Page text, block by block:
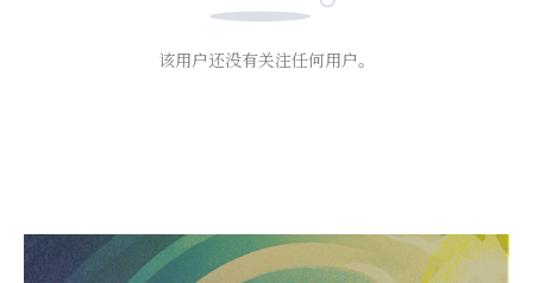
该用户还没有关注任何用户。